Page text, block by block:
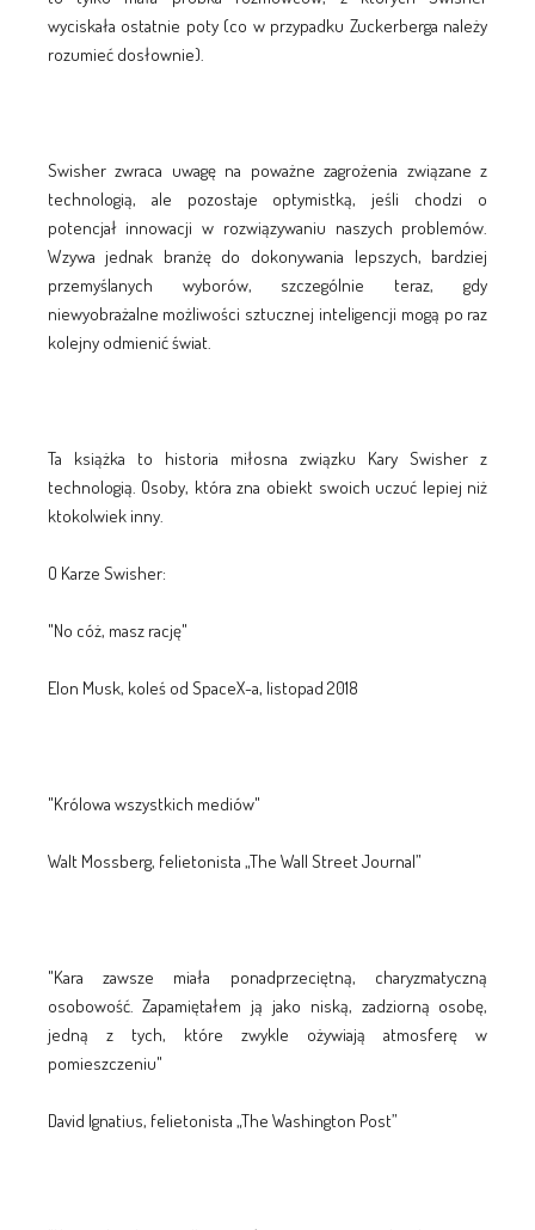
wyciskała ostatnie poty (co w przypadku Zuckerberga należy
rozumieć dosłownie).
Swisher zwraca uwagę na poważne zagrożenia związane z
technologią, ale pozostaje optymistką, jeśli chodzi o
potencjał innowacji w rozwiązywaniu naszych problemów.
Wzywa jednak branżę do dokonywania lepszych, bardziej
przemyślanych wyborów, szczególnie teraz, gdy
niewyobrażalne możliwości sztucznej inteligencji mogą po raz
kolejny odmienić świat.
Ta książka to historia miłosna związku Kary Swisher z
technologią. Osoby, która zna obiekt swoich uczuć lepiej niż
ktokolwiek inny.
O Karze Swisher:
"No cóż, masz rację"
Elon Musk, koleś od SpaceX-a, listopad 2018
"Królowa wszystkich mediów"
Walt Mossberg, felietonista „The Wall Street Journal”
"Kara zawsze miała ponadprzeciętną, charyzmatyczną
osobowość. Zapamiętałem ją jako niską, zadziorną osobę,
jedną z tych, które zwykle ożywiają atmosferę w
pomieszczeniu"
David Ignatius, felietonista „The Washington Post”